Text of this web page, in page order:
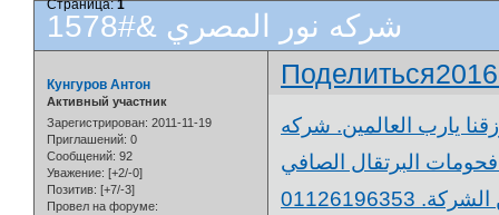
شركه نور المصري &#1578
Страница:1
Поделиться
Кунгуров Антон
Активный участник
Зарегистрирован: 2011-11-19
Приглашений: 0
Сообщений: 92
Уважение: [+2/-0]
Позитив: [+7/-3]
Провел на форуме:
يارب العالمين. شركه
البرتقال الصافي
الخشن وكذلك فحم الجازورين الصافي الخشن. للاستعلام عن الشركة. 01126196353